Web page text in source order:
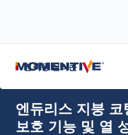
건축용 실리콘
엔듀리스 지붕 코팅으로 데이터
엔듀리스 지붕
보호 기능 및 열